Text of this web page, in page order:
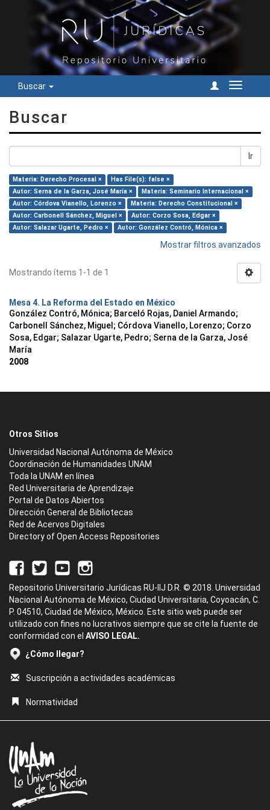
Buscar
Cambiar
Buscar
Ir
Materia: Derecho Procesal ×
Has File(s): false ×
Autor: Serna de la Garza, José María ×
Materia: Seminario Internacional ×
Autor: Córdova Vianello, Lorenzo ×
Materia: Derecho Constitucional ×
Autor: Carbonell Sánchez, Miguel ×
Autor: Corzo Sosa, Edgar ×
Autor: Salazar Ugarte, Pedro ×
Autor: González Contró, Mónica ×
Mostrar filtros avanzados
Mostrando ítems 1-1 de 1
Mesa 4. La Reforma del Estado en México
González Contró, Mónica; Barceló Rojas, Daniel Armando;
Carbonell Sánchez, Miguel ; Córdova Vianello, Lorenzo; Corzo
Sosa, Edgar; Salazar Ugarte, Pedro; Serna de la Garza, José
María
2008
Otros Sitios
Universidad Nacional Autónoma de México
Coordinación de Humanidades UNAM
Toda la UNAM en línea
Red Universitaria de Aprendizaje
Portal de Datos Abiertos
Dirección General de Bibliotecas
Red de Acervos Digitales
Directory of Open Access Repositories
Repositorio Universitario Jurídicas RU-IIJ D.R. © 2018. Universidad
Nacional Autónoma de México, Ciudad Universitaria, Coyoacán, C.
P. 04510, Ciudad de México, México. Este sitio web puede ser
utilizado con fines no lucrativos siempre que se cite la fuente de
conformidad con el AVISO LEGAL.
¿Cómo llegar?
Suscripción a actividades académicas
Normatividad